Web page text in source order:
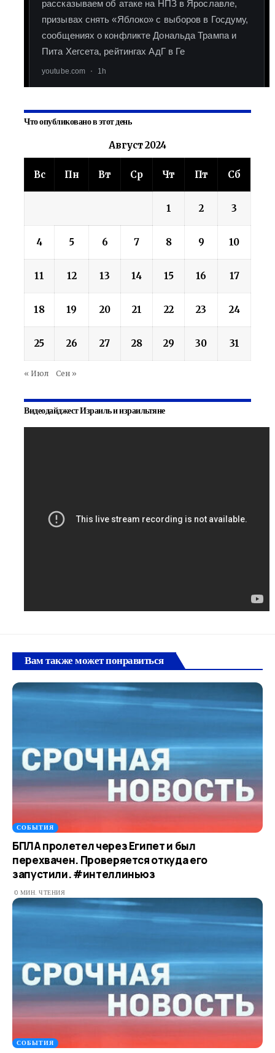
Что опубликовано в этот день
Август 2024
Вс Пн Вт Ср Чт Пт Сб
1 2 3
4 5 6 7 8 9 10
11 12 13 14 15 16 17
18 19 20 21 22 23 24
25 26 27 28 29 30 31
« Июл Сен »
Видеодайджест Израиль и израильтяне
Вам также может понравиться
СОБЫТИЯ
БПЛА пролетел через Египет и был
перехвачен. Проверяется откуда его
запустили. #интеллиньюз
0 МИН. ЧТЕНИЯ
СОБЫТИЯ